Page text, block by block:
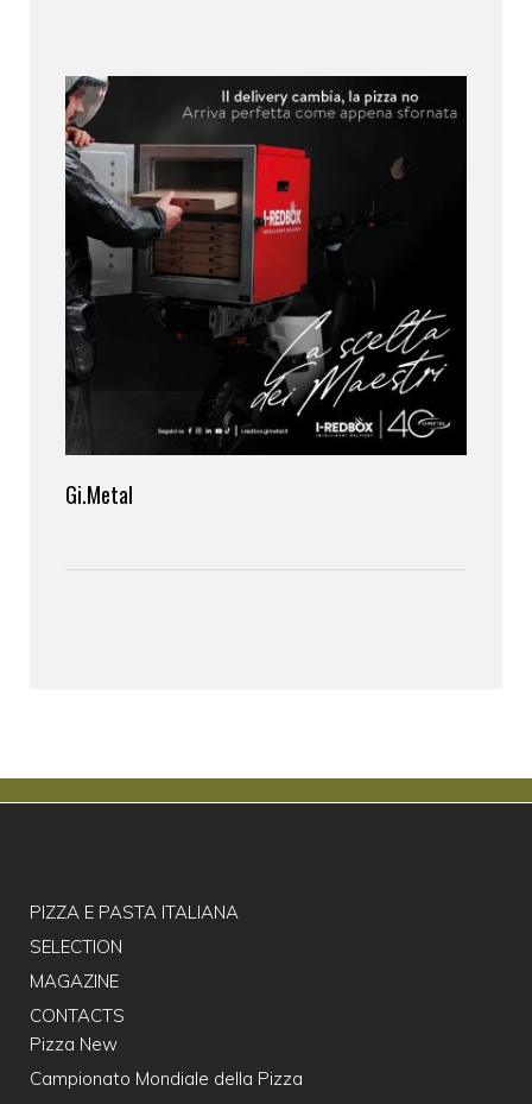
Gi.Metal
PIZZA E PASTA ITALIANA
SELECTION
MAGAZINE
CONTACTS
Pizza New
Campionato Mondiale della Pizza